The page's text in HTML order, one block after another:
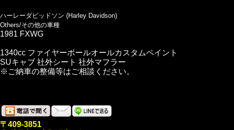
ハーレーダビッドソン (Harley Davidson)
Others/その他の車種
1981 FXWG
1340cc ファイヤーボールオールカスタムペイント
SUキャブ 社外シート 社外マフラー
※ご納車の整備等はご相談ください。
〒409-3851